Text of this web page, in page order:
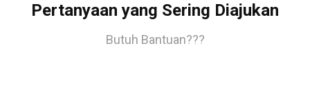
Pertanyaan yang Sering Diajukan
Butuh Bantuan???